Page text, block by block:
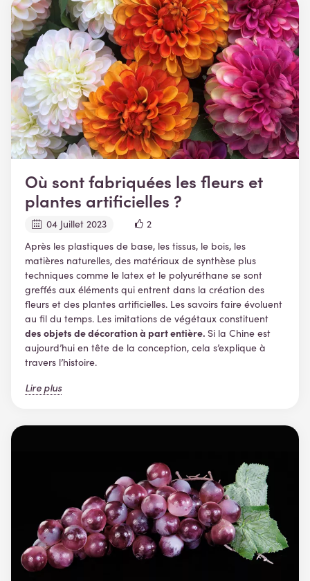
Où sont fabriquées les fleurs et
plantes artificielles ?
04 Juillet 2023
2
Après les plastiques de base, les tissus, le bois, les
matières naturelles, des matériaux de synthèse plus
techniques comme le latex et le polyuréthane se sont
greffés aux éléments qui entrent dans la création des
fleurs et des plantes artificielles. Les savoirs faire évoluent
au fil du temps. Les imitations de végétaux constituent
des objets de décoration à part entière. Si la Chine est
aujourd’hui en tête de la conception, cela s’explique à
travers l’histoire.
Lire plus